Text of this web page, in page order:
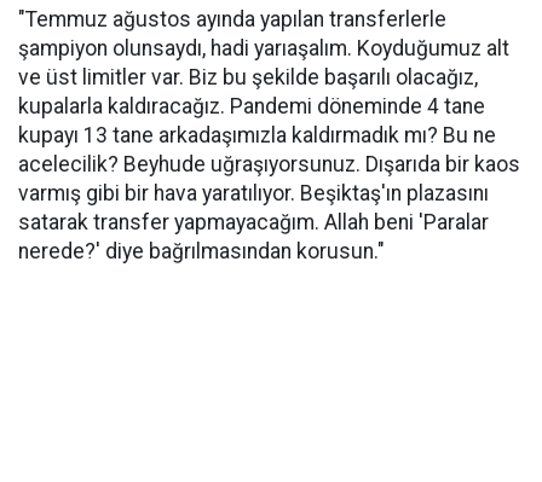
"Temmuz ağustos ayında yapılan transferlerle
şampiyon olunsaydı, hadi yarıaşalım. Koyduğumuz alt
ve üst limitler var. Biz bu şekilde başarılı olacağız,
kupalarla kaldıracağız. Pandemi döneminde 4 tane
kupayı 13 tane arkadaşımızla kaldırmadık mı? Bu ne
acelecilik? Beyhude uğraşıyorsunuz. Dışarıda bir kaos
varmış gibi bir hava yaratılıyor. Beşiktaş'ın plazasını
satarak transfer yapmayacağım. Allah beni 'Paralar
nerede?' diye bağrılmasından korusun."